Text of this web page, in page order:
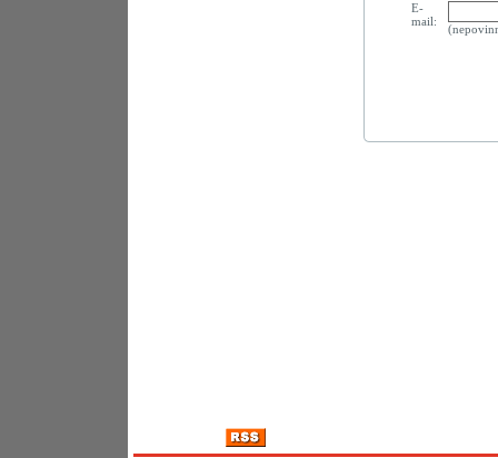
E-
mail: